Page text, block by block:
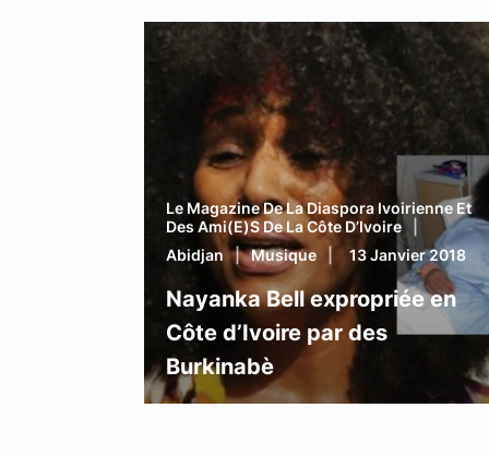
Le Magazine De La Diaspora Ivoirienne Et
Des Ami(e)s De La Côte D’Ivoire
Abidjan
Musique 13 Janvier 2018
Nayanka Bell expropriée en
Côte d’Ivoire par des
Burkinabè